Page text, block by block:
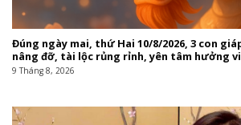
Đúng ngày mai, thứ Hai 10/8/2026, 3 con
nâng đỡ, tài lộc rủng rỉnh, yên tâm hưởng
9 Tháng 8, 2026